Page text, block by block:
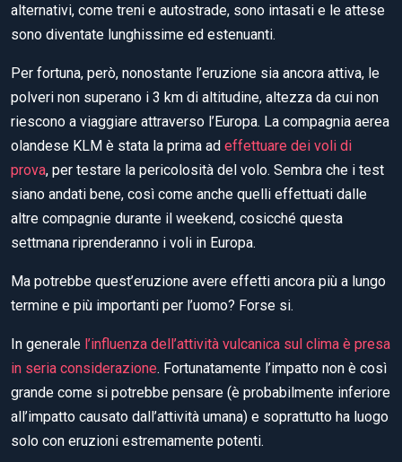
alternativi, come treni e autostrade, sono intasati e le attese
sono diventate lunghissime ed estenuanti.
Per fortuna, però, nonostante l’eruzione sia ancora attiva, le
polveri non superano i 3 km di altitudine, altezza da cui non
riescono a viaggiare attraverso l’Europa. La compagnia aerea
olandese KLM è stata la prima ad effettuare dei voli di
prova, per testare la pericolosità del volo. Sembra che i test
siano andati bene, così come anche quelli effettuati dalle
altre compagnie durante il weekend, cosicché questa
settmana riprenderanno i voli in Europa.
Ma potrebbe quest’eruzione avere effetti ancora più a lungo
termine e più importanti per l’uomo? Forse si.
In generale l’influenza dell’attività vulcanica sul clima è presa
in seria considerazione. Fortunatamente l’impatto non è così
grande come si potrebbe pensare (è probabilmente inferiore
all’impatto causato dall’attività umana) e soprattutto ha luogo
solo con eruzioni estremamente potenti.